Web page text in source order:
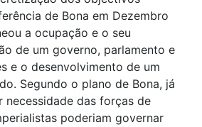
de Bona em Dezembro
a ocupação e o seu
de um governo, parlamento e
e o desenvolvimento de um
Segundo o plano de Bona, já
necessidade das forças de
poderiam governar